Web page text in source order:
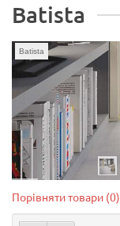
Batista
Batista
Порівняти товари (0)